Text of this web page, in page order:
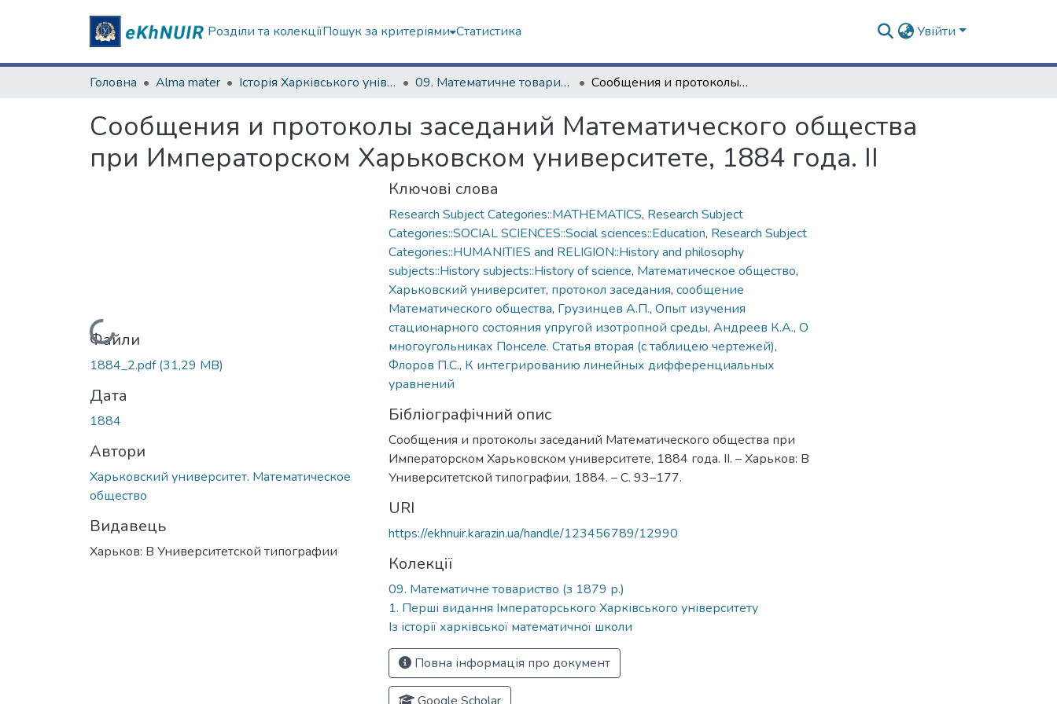
Розділи та колекціїПошук за критеріями Статистика Увійти
Головна Alma mater Історія Харківського університету 09. Математичне товариство (з 1879 р.) Сообщения и протоколы заседаний Математического общества при Императорском Харьковском университете, 1884 года. ІІ
Сообщения и протоколы заседаний Математического общества
при Императорском Харьковском университете, 1884 года. ІІ
Вантажиться...
Файли
1884_2.pdf(31,29 MB)
Дата
1884
Автори
Харьковский университет. Математическое
общество
Видавець
Харьков: В Университетской типографии
Ключові слова
Research Subject Categories::MATHEMATICS, Research Subject
Categories::SOCIAL SCIENCES::Social sciences::Education, Research Subject
Categories::HUMANITIES and RELIGION::History and philosophy
subjects::History subjects::History of science, Математическое общество,
Харьковский университет, протокол заседания, сообщение
Математического общества, Грузинцев А.П., Опыт изучения
стационарного состояния упругой изотропной среды, Андреев К.А., О
многоугольниках Понселе. Статья вторая (с таблицею чертежей),
Флоров П.С., К интегрированию линейных дифференциальных
уравнений
Бібліографічний опис
Сообщения и протоколы заседаний Математического общества при
Императорском Харьковском университете, 1884 года. ІІ. – Харьков: В
Университетской типографии, 1884. – С. 93–177.
URI
https://ekhnuir.karazin.ua/handle/123456789/12990
Колекції
09. Математичне товариство (з 1879 р.)
1. Перші видання Імператорського Харківського університету
Із історії харківської математичної школи
Повна інформація про документ